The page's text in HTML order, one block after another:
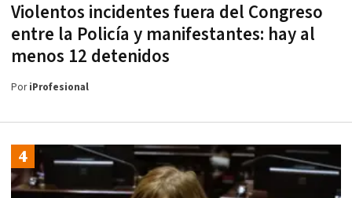
Violentos incidentes fuera del Congreso
entre la Policía y manifestantes: hay al
menos 12 detenidos
PoriProfesional